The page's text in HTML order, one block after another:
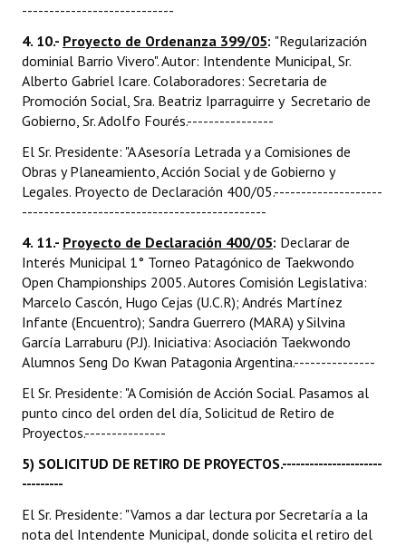
----------------------------
4. 10.- Proyecto de Ordenanza 399/05: "Regularización
dominial Barrio Vivero". Autor: Intendente Municipal, Sr.
Alberto Gabriel Icare. Colaboradores: Secretaria de
Promoción Social, Sra. Beatriz Iparraguirre y Secretario de
Gobierno, Sr. Adolfo Fourés.----------------
El Sr. Presidente: "A Asesoría Letrada y a Comisiones de
Obras y Planeamiento, Acción Social y de Gobierno y
Legales. Proyecto de Declaración 400/05.--------------------
---------------------------------------------
4. 11.- Proyecto de Declaración 400/05: Declarar de
Interés Municipal 1° Torneo Patagónico de Taekwondo
Open Championships 2005. Autores Comisión Legislativa:
Marcelo Cascón, Hugo Cejas (U.C.R); Andrés Martínez
Infante (Encuentro); Sandra Guerrero (MARA) y Silvina
García Larraburu (P.J). Iniciativa: Asociación Taekwondo
Alumnos Seng Do Kwan Patagonia Argentina.---------------
El Sr. Presidente: "A Comisión de Acción Social. Pasamos al
punto cinco del orden del día, Solicitud de Retiro de
Proyectos.---------------
5) SOLICITUD DE RETIRO DE PROYECTOS.----------------------
---------
El Sr. Presidente: "Vamos a dar lectura por Secretaría a la
nota del Intendente Municipal, donde solicita el retiro del